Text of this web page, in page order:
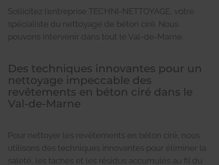
Sollicitez l’entreprise TECHNI-NETTOYAGE, votre
spécialiste du nettoyage de béton ciré. Nous
pouvons intervenir dans tout le Val-de-Marne.
Des techniques innovantes pour un
nettoyage impeccable des
revêtements en béton ciré dans le
Val-de-Marne
Pour nettoyer les revêtements en béton ciré, nous
utilisons des techniques innovantes pour éliminer la
saleté, les taches et les résidus accumulés au fil du